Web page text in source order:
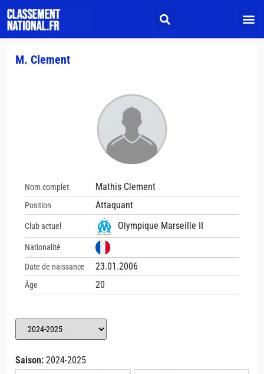
M. Clement
Nom complet Mathis Clement
Position Attaquant
Club actuel Olympique Marseille II
Nationalité
Date de naissance 23.01.2006
Âge 20
Saison: 2024-2025